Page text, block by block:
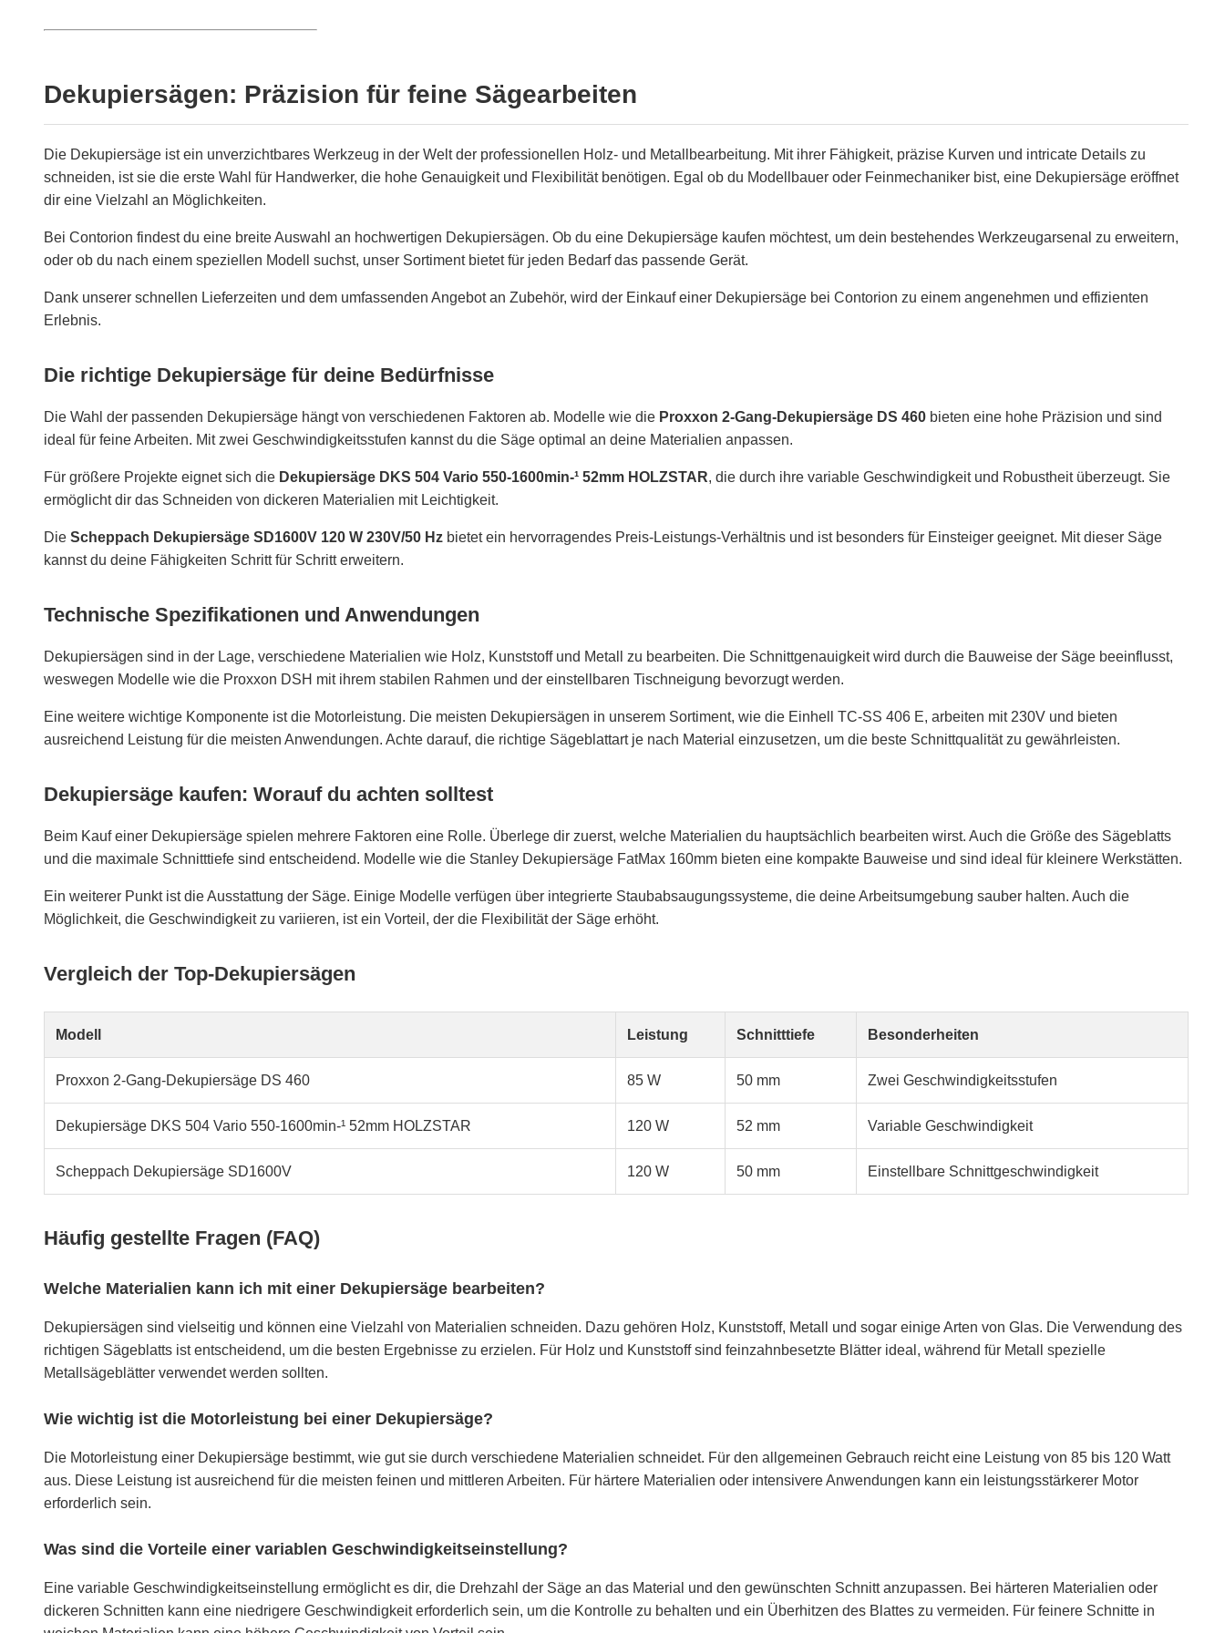
Dekupiersägen: Präzision für feine Sägearbeiten
Die Dekupiersäge ist ein unverzichtbares Werkzeug in der Welt der professionellen Holz- und Metallbearbeitung. Mit ihrer Fähigkeit, präzise Kurven und intricate Details zu
schneiden, ist sie die erste Wahl für Handwerker, die hohe Genauigkeit und Flexibilität benötigen. Egal ob du Modellbauer oder Feinmechaniker bist, eine Dekupiersäge eröffnet
dir eine Vielzahl an Möglichkeiten.
Bei Contorion findest du eine breite Auswahl an hochwertigen Dekupiersägen. Ob du eine Dekupiersäge kaufen möchtest, um dein bestehendes Werkzeugarsenal zu erweitern,
oder ob du nach einem speziellen Modell suchst, unser Sortiment bietet für jeden Bedarf das passende Gerät.
Dank unserer schnellen Lieferzeiten und dem umfassenden Angebot an Zubehör, wird der Einkauf einer Dekupiersäge bei Contorion zu einem angenehmen und effizienten
Erlebnis.
Die richtige Dekupiersäge für deine Bedürfnisse
Die Wahl der passenden Dekupiersäge hängt von verschiedenen Faktoren ab. Modelle wie die Proxxon 2-Gang-Dekupiersäge DS 460 bieten eine hohe Präzision und sind
ideal für feine Arbeiten. Mit zwei Geschwindigkeitsstufen kannst du die Säge optimal an deine Materialien anpassen.
Für größere Projekte eignet sich die Dekupiersäge DKS 504 Vario 550-1600min-¹ 52mm HOLZSTAR, die durch ihre variable Geschwindigkeit und Robustheit überzeugt. Sie
ermöglicht dir das Schneiden von dickeren Materialien mit Leichtigkeit.
Die Scheppach Dekupiersäge SD1600V 120 W 230V/50 Hz bietet ein hervorragendes Preis-Leistungs-Verhältnis und ist besonders für Einsteiger geeignet. Mit dieser Säge
kannst du deine Fähigkeiten Schritt für Schritt erweitern.
Technische Spezifikationen und Anwendungen
Dekupiersägen sind in der Lage, verschiedene Materialien wie Holz, Kunststoff und Metall zu bearbeiten. Die Schnittgenauigkeit wird durch die Bauweise der Säge beeinflusst,
weswegen Modelle wie die Proxxon DSH mit ihrem stabilen Rahmen und der einstellbaren Tischneigung bevorzugt werden.
Eine weitere wichtige Komponente ist die Motorleistung. Die meisten Dekupiersägen in unserem Sortiment, wie die Einhell TC-SS 406 E, arbeiten mit 230V und bieten
ausreichend Leistung für die meisten Anwendungen. Achte darauf, die richtige Sägeblattart je nach Material einzusetzen, um die beste Schnittqualität zu gewährleisten.
Dekupiersäge kaufen: Worauf du achten solltest
Beim Kauf einer Dekupiersäge spielen mehrere Faktoren eine Rolle. Überlege dir zuerst, welche Materialien du hauptsächlich bearbeiten wirst. Auch die Größe des Sägeblatts
und die maximale Schnitttiefe sind entscheidend. Modelle wie die Stanley Dekupiersäge FatMax 160mm bieten eine kompakte Bauweise und sind ideal für kleinere Werkstätten.
Ein weiterer Punkt ist die Ausstattung der Säge. Einige Modelle verfügen über integrierte Staubabsaugungssysteme, die deine Arbeitsumgebung sauber halten. Auch die
Möglichkeit, die Geschwindigkeit zu variieren, ist ein Vorteil, der die Flexibilität der Säge erhöht.
Vergleich der Top-Dekupiersägen
Modell Leistung Schnitttiefe Besonderheiten
Proxxon 2-Gang-Dekupiersäge DS 460 85 W 50 mm Zwei Geschwindigkeitsstufen
Dekupiersäge DKS 504 Vario 550-1600min-¹ 52mm HOLZSTAR 120 W 52 mm Variable Geschwindigkeit
Scheppach Dekupiersäge SD1600V 120 W 50 mm Einstellbare Schnittgeschwindigkeit
Häufig gestellte Fragen (FAQ)
Welche Materialien kann ich mit einer Dekupiersäge bearbeiten?
Dekupiersägen sind vielseitig und können eine Vielzahl von Materialien schneiden. Dazu gehören Holz, Kunststoff, Metall und sogar einige Arten von Glas. Die Verwendung des
richtigen Sägeblatts ist entscheidend, um die besten Ergebnisse zu erzielen. Für Holz und Kunststoff sind feinzahnbesetzte Blätter ideal, während für Metall spezielle
Metallsägeblätter verwendet werden sollten.
Wie wichtig ist die Motorleistung bei einer Dekupiersäge?
Die Motorleistung einer Dekupiersäge bestimmt, wie gut sie durch verschiedene Materialien schneidet. Für den allgemeinen Gebrauch reicht eine Leistung von 85 bis 120 Watt
aus. Diese Leistung ist ausreichend für die meisten feinen und mittleren Arbeiten. Für härtere Materialien oder intensivere Anwendungen kann ein leistungsstärkerer Motor
erforderlich sein.
Was sind die Vorteile einer variablen Geschwindigkeitseinstellung?
Eine variable Geschwindigkeitseinstellung ermöglicht es dir, die Drehzahl der Säge an das Material und den gewünschten Schnitt anzupassen. Bei härteren Materialien oder
dickeren Schnitten kann eine niedrigere Geschwindigkeit erforderlich sein, um die Kontrolle zu behalten und ein Überhitzen des Blattes zu vermeiden. Für feinere Schnitte in